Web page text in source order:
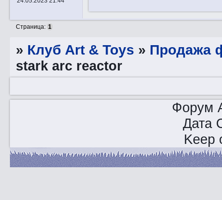
Страница: 1
» Клуб Art & Toys » Продажа
stark arc reactor
Форум
Дата
Keep